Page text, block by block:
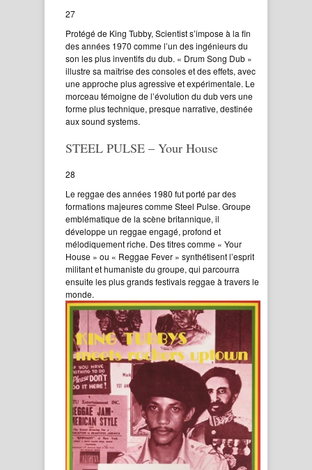
27
Protégé de King Tubby, Scientist s’impose à la fin
des années 1970 comme l’un des ingénieurs du
son les plus inventifs du dub. « Drum Song Dub »
illustre sa maîtrise des consoles et des effets, avec
une approche plus agressive et expérimentale. Le
morceau témoigne de l’évolution du dub vers une
forme plus technique, presque narrative, destinée
aux sound systems.
STEEL PULSE – Your House
28
Le reggae des années 1980 fut porté par des
formations majeures comme Steel Pulse. Groupe
emblématique de la scène britannique, il
développe un reggae engagé, profond et
mélodiquement riche. Des titres comme « Your
House » ou « Reggae Fever » synthétisent l’esprit
militant et humaniste du groupe, qui parcourra
ensuite les plus grands festivals reggae à travers le
monde.